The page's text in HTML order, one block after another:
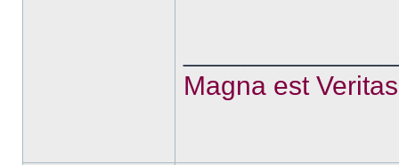
Magna est